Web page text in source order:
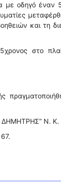
με οδηγό έναν
και τη
στο
ΔΗΜΗΤΡΗΣ” Ν. Κ.